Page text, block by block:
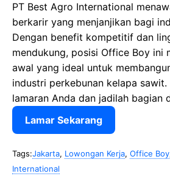
PT Best Agro International
berkarir yang menjanjikan bagi
Dengan benefit kompetitif dan
mendukung, posisi Office Boy ini
awal yang ideal untuk
industri perkebunan kelapa
lamaran Anda dan jadilah bagian
Lamar Sekarang
Tags:Jakarta, Lowongan Kerja, Office Boy
International